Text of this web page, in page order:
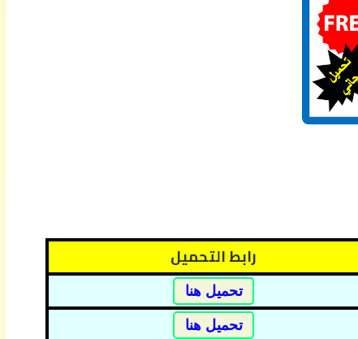
رابط التحميل
تحميل هنا
تحميل هنا